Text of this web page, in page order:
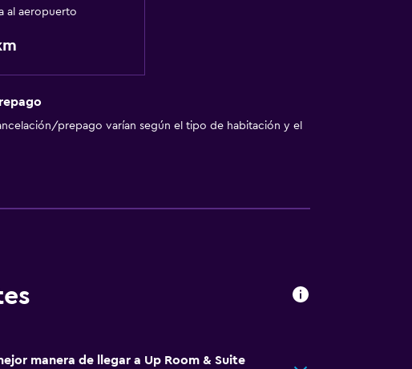
al aeropuerto
prepago varían según el tipo de habitación y el
manera de llegar a Up Room & Suite